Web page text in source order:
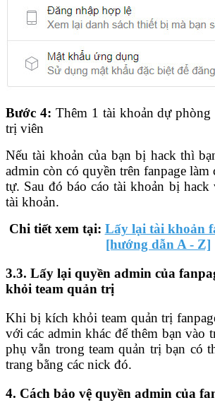
Bước 4: Thêm 1 tài khoản dự phòng
trị viên
Nếu tài khoản của bạn bị hack thì
admin còn có quyền trên fanpage làm
tự. Sau đó báo cáo tài khoản bị hack
tài khoản.
Chi tiết xem tại: Lấy lại tài khoản
[hướng dẫn A - Z]
3.3. Lấy lại quyền admin của
khỏi team quản trị
Khi bị kích khỏi team quản trị
với các admin khác để thêm bạn vào
phụ vẫn trong team quản trị bạn có
trang bằng các nick đó.
4. Cách bảo vệ quyền admin của